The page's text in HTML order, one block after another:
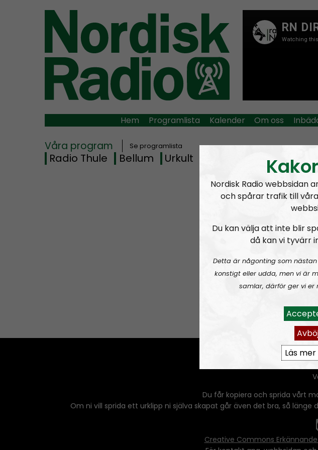
Hem Programlista Kalender Om oss
Våra program Se programlista
Radio Thule Bellum Urkult Radio Nordfront
Tag:
Ansvarig
Du får kopiera och sprida vårt
Om ni vill sprida ett urklipp ni själva skapat går även det bra, så
Creative Commons
Nordisk Radio webbsidan
och spårar trafik till
Du kan välja att inte blir
då kan vi tyvärr
Detta är någonting som
konstigt eller udda, men vi är
samlar, därför ger vi
Läs